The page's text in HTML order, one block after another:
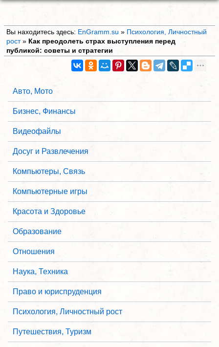
Вы находитесь здесь: EnGramm.su » Психология, Личностный
рост» Как преодолеть страх выступления перед
публикой: советы и стратегии
Авто, Мото
Бизнес, Финансы
Видеофайлы
Досуг и Развлечения
Компьютеры, Связь
Компьютерные игры
Красота и Здоровье
Образование
Отношения
Наука, Техника
Право и юриспруденция
Психология, Личностный рост
Путешествия, Туризм